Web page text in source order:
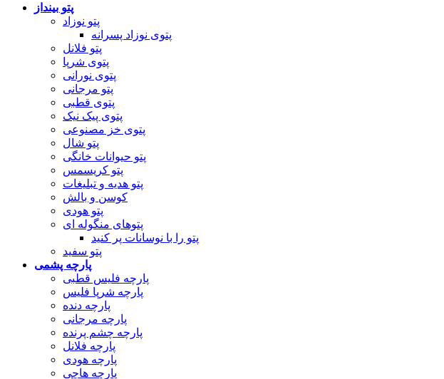
پتو بینداز
پتو نوزاد
پتوی نوزاد پسرانه
پتو فلانل
پتوی شرپا
پتوی نورانی
پتو مرجانی
پتوی قطبی
پتوی پیک نیک
پتوی خز مصنوعی
پتو شال
پتو حیوانات خانگی
پتو کریسمس
پتو هدیه و تبلیغات
کوسن و بالش
پتو هودی
پتوهای منگوله ای
پتو را با نوسانات پر کنید
پتو سفید
پارچه پشمی
پارچه فلیس قطبی
پارچه شرپا فلیس
پارچه دنده
پارچه مرجانی
پارچه چشم پرنده
پارچه فلانل
پارچه هودی
پارچه هاچی